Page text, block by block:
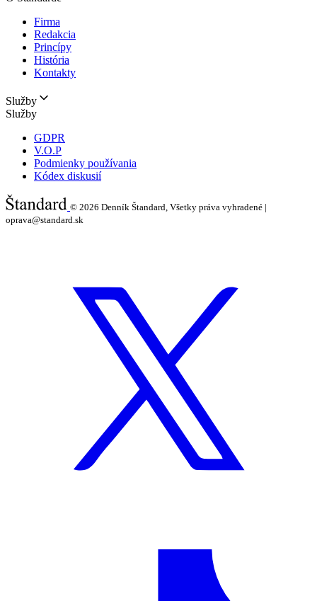
Firma
Redakcia
Princípy
História
Kontakty
Služby
Služby
GDPR
V.O.P
Podmienky používania
Kódex diskusií
© 2026 Denník Štandard, Všetky práva vyhradené |
oprava@standard.sk